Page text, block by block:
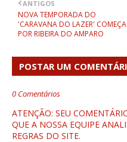
ANTIGOS
NOVA TEMPORADA DO
'CARAVANA DO LAZER' COMEÇA
POR RIBEIRA DO AMPARO
POSTAR UM
0 Comentários
ATENÇÃO: SEU
QUE A NOSSA EQUIPE
REGRAS DO SITE.